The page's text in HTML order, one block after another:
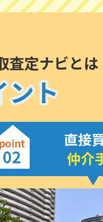
査定ナビとは
直接
仲介